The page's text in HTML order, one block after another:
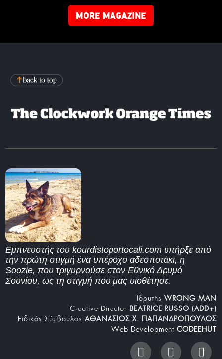
MORE MAGAZINE
Εμπνευστής του kourdistoportocali.com υπήρξε από
την πρώτη στιγμή ένα υπέροχο αδεσποτάκι, η
Soozie, που τριγυρνούσε στον Εθνικό Δρυμό
Σουνίου, ως τη στιγμή που μας υιοθέτησε.
Iδρυτής WRONG MAN
Creative Director BEATRICE RUSSO (ADD+)
Ειδικός Σύμβουλος ΑΘΑΝΑΣΙΟΣ Χ. ΠΑΠΑΝΔΡΟΠΟΥΛΟΣ
Web Development CODEEHUT